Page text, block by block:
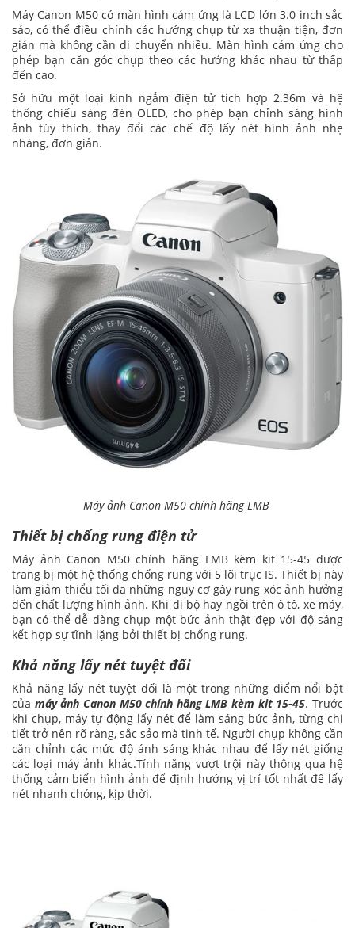
Máy Canon M50 có màn hình cảm ứng là LCD lớn 3.0 inch sắc
sảo, có thể điều chỉnh các hướng chụp từ xa thuận tiện, đơn
giản mà không cần di chuyển nhiều. Màn hình cảm ứng cho
phép bạn căn góc chụp theo các hướng khác nhau từ thấp
đến cao.
Sở hữu một loại kính ngắm điện tử tích hợp 2.36m và hệ
thống chiếu sáng đèn OLED, cho phép bạn chỉnh sáng hình
ảnh tùy thích, thay đổi các chế độ lấy nét hình ảnh nhẹ
nhàng, đơn giản.
Máy ảnh Canon M50 chính hãng LMB
Thiết bị chống rung điện tử
Máy ảnh Canon M50 chính hãng LMB kèm kit 15-45 được
trang bị một hệ thống chống rung với 5 lõi trục IS. Thiết bị này
làm giảm thiểu tối đa những nguy cơ gây rung xóc ảnh hưởng
đến chất lượng hình ảnh. Khi đi bộ hay ngồi trên ô tô, xe máy,
bạn có thể dễ dàng chụp một bức ảnh thật đẹp với độ sáng
kết hợp sự tĩnh lặng bởi thiết bị chống rung.
Khả năng lấy nét tuyệt đối
Khả năng lấy nét tuyệt đối là một trong những điểm nổi bật
của máy ảnh Canon M50 chính hãng LMB kèm kit 15-45. Trước
khi chụp, máy tự động lấy nét để làm sáng bức ảnh, từng chi
tiết trở nên rõ ràng, sắc sảo mà tinh tế. Người chụp không cần
căn chỉnh các mức độ ánh sáng khác nhau để lấy nét giống
các loại máy ảnh khác.Tính năng vượt trội này thông qua hệ
thống cảm biến hình ảnh để định hướng vị trí tốt nhất để lấy
nét nhanh chóng, kịp thời.